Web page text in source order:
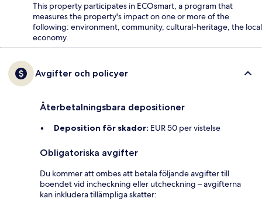
This property participates in ECOsmart, a program that
measures the property's impact on one or more of the
following: environment, community, cultural-heritage, the local
economy.
Avgifter och policyer
Återbetalningsbara depositioner
Deposition för skador: EUR 50 per vistelse
Obligatoriska avgifter
Du kommer att ombes att betala följande avgifter till
boendet vid incheckning eller utcheckning – avgifterna
kan inkludera tillämpliga skatter: